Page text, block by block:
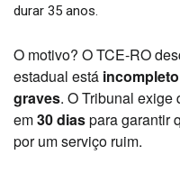
durar 35 anos.
O motivo? O TCE-RO
estadual está incompleto
graves. O Tribunal exige
em30 diaspara garantir
por um serviço ruim.